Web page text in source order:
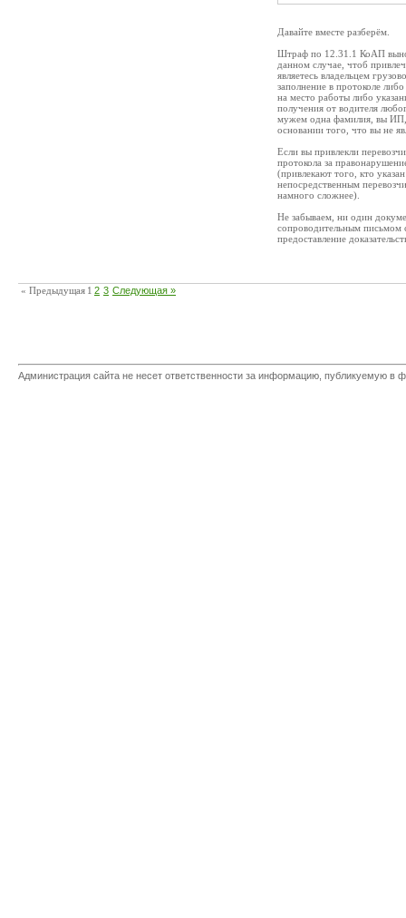
Давайте вместе разберём.
Штраф по 12.31.1 КоАП
данном случае, чтоб
являетесь владельцем
заполнение в протоколе
на место работы либо
получения от водителя
мужем одна фамилия, вы ИП,
основании того, что вы не
Если вы привлекли
протокола за
(привлекают того, кто
непосредственным
намного сложнее).
Не забываем, ни один
сопроводительным письмом
предоставление
« Предыдущая 1 2 3 Следующая »
Администрация сайта не несет ответственности за информацию, публикуемую